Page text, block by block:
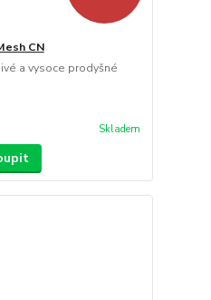
CN
a vysoce prodyšné
Skladem